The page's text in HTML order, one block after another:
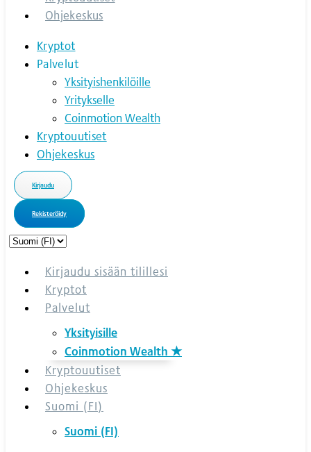
Ohjekeskus
Kryptot
Palvelut
Yksityishenkilöille
Yritykselle
Coinmotion Wealth
Kryptouutiset
Ohjekeskus
Kirjaudu
Rekisteröidy
Choose
languageKirjaudu sisään tilillesi
Kryptot
Palvelut
Yksityisille
Coinmotion Wealth ★
Kryptouutiset
Ohjekeskus
Suomi (FI)
Suomi (FI)